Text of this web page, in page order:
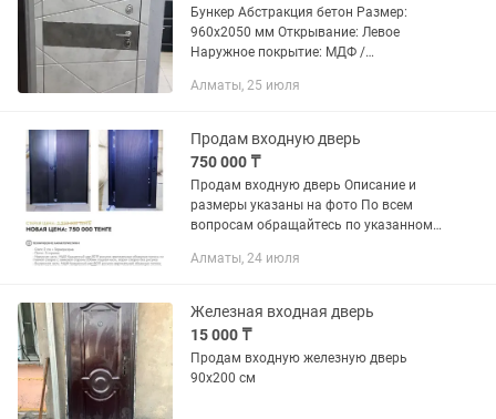
Бункер Абстракция бетон Размер:
960х2050 мм Открывание: Левое
Наружное покрытие: МДФ /
МДФ / белый Толщина металла: 1,5
Наполнение:...
Алматы, 25 июля
Продам входную дверь
750 000 ₸
Продам входную дверь Описание и
размеры указаны на фото По всем
вопросам обращайтесь по указанному
Алматы, 24 июля
Железная входная дверь
15 000 ₸
Продам входную железную дверь
90х200 см